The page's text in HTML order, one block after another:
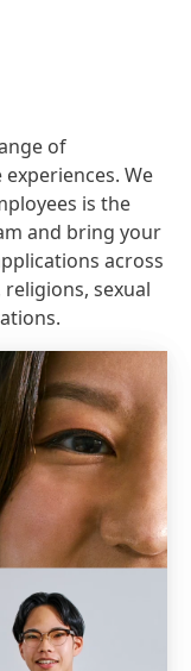
of
We
is the
and bring your
across
sexual